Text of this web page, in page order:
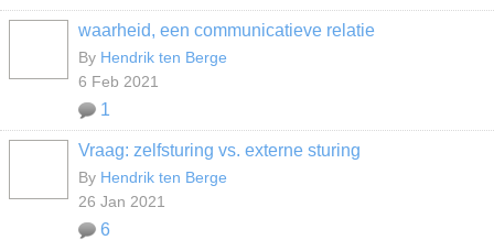
waarheid, een communicatieve relatie
By Hendrik ten Berge
6 Feb 2021
1
Vraag: zelfsturing vs. externe sturing
By Hendrik ten Berge
26 Jan 2021
6